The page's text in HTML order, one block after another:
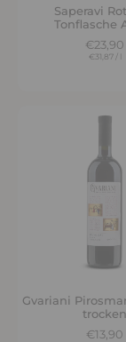
Saperavi
Tonflasche
€23,90
€31,87 / l
Gvariani
trocken
€13,90